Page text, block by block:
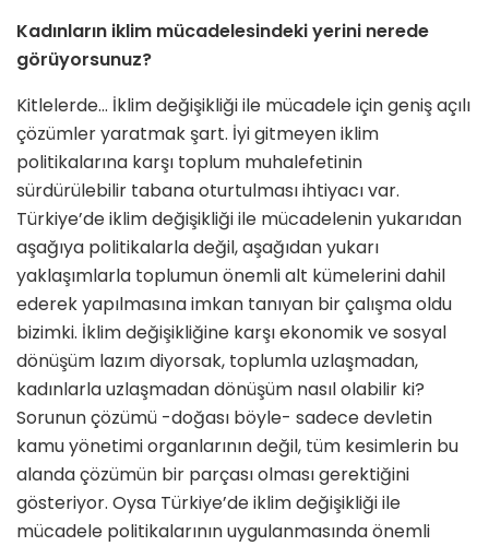
Kadınların iklim mücadelesindeki yerini nerede
görüyorsunuz?
Kitlelerde… İklim değişikliği ile mücadele için geniş açılı
çözümler yaratmak şart. İyi gitmeyen iklim
politikalarına karşı toplum mu­halefetinin
sürdürülebilir tabana oturtulması ihtiyacı var.
Türkiye’de iklim değişikliği ile mücadelenin yu­karıdan
aşağıya politikalarla değil, aşağıdan yukarı
yaklaşımlarla top­lumun önemli alt kümelerini dahil
ederek yapılmasına imkan tanıyan bir çalışma oldu
bizimki. İklim de­ğişikliğine karşı ekonomik ve sosyal
dönüşüm lazım diyorsak, toplumla uzlaşmadan,
kadınlarla uzlaşmadan dönüşüm nasıl olabilir ki?
Sorunun çözümü -doğası böyle- sadece dev­letin
kamu yönetimi organlarının değil, tüm kesimlerin bu
alanda çözümün bir parçası olması gerek­tiğini
gösteriyor. Oysa Türkiye’de iklim değişikliği ile
mücadele poli­tikalarının uygulanmasında önemli